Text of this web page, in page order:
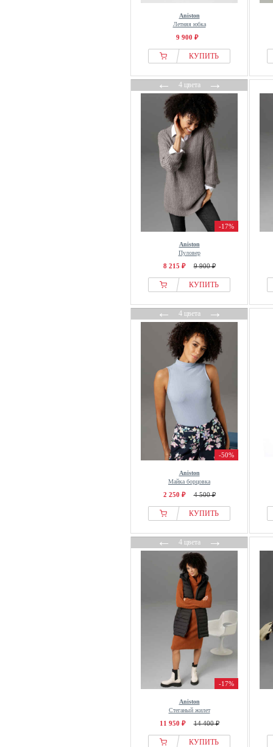
Aniston
Летняя юбка
9 900 ₽
КУПИТЬ
←4 цвета→
-17%
Aniston
Пуловер
8 215 ₽ 9 900 ₽
КУПИТЬ
←4 цвета→
-50%
Aniston
Майка борцовка
2 250 ₽ 4 500 ₽
КУПИТЬ
←4 цвета→
-17%
Aniston
Стеганый жилет
11 950 ₽ 14 400 ₽
КУПИТЬ